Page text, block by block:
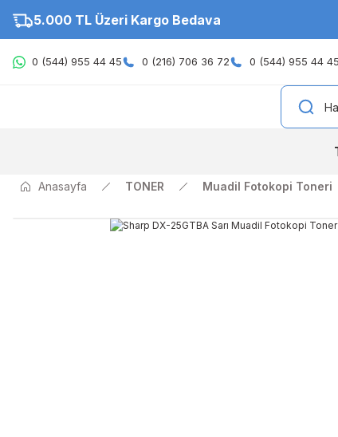
5.000 TL Üzeri Kargo Bedava
0 (544) 955 44 45 0 (216) 706 36 72 0 (544) 955 44 45
Anasayfa TONER Muadil Fotokopi Toneri